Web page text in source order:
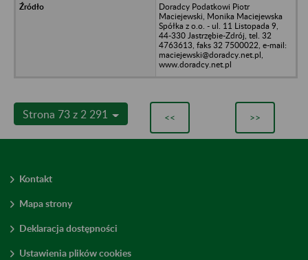
Doradcy Podatkowi Piotr
Maciejewski, Monika Maciejewska
Spółka z o.o. - ul. 11 Listopada 9,
44-330 Jastrzębie-Zdrój, tel. 32
4763613, faks 32 7500022, e-mail:
maciejewski@doradcy.net.pl,
www.doradcy.net.pl
Strona 73 z 2 291 << >>
Kontakt
Mapa strony
Deklaracja dostępności
Ustawienia plików cookies